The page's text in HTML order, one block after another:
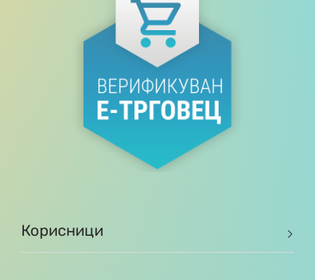
Корисници